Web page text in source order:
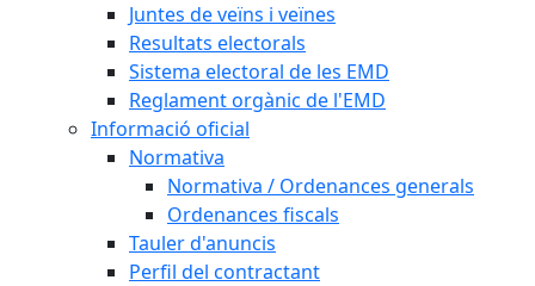
Juntes de veïns i veïnes
Resultats electorals
Sistema electoral de les EMD
Reglament orgànic de l'EMD
Informació oficial
Normativa
Normativa / Ordenances generals
Ordenances fiscals
Tauler d'anuncis
Perfil del contractant